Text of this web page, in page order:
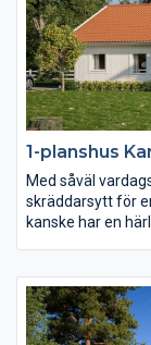
1-planshus
Med såväl
skräddarsytt för
kanske har en
hållet. I övrigt har
planlösning.